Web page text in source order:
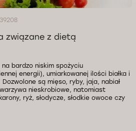
39208
związane z dietą
bardzo niskim spożyciu
energii), umiarkowanej ilości białka i
są mięso, ryby, jaja, nabiał
nieskrobiowe, natomiast
ryż, słodycze, słodkie owoce czy